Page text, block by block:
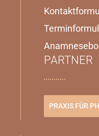
PARTNER
PRAXIS FÜR